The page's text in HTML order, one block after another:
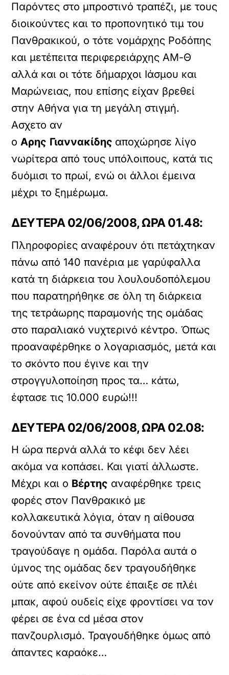
Παρόντες στο μπροστινό τραπέζι, με τους
διοικούντες και το προπονητικό τιμ του
Πανθρακικού, ο τότε νομάρχης Ροδόπης
και μετέπειτα περιφερειάρχης ΑΜ-Θ
αλλά και οι τότε δήμαρχοι Ιάσμου και
Μαρώνειας, που επίσης είχαν βρεθεί
στην Αθήνα για τη μεγάλη στιγμή.
Ασχετο αν
οΑρης Γιαννακίδης αποχώρησε λίγο
νωρίτερα από τους υπόλοιπους, κατά τις
δυόμισι το πρωί, ενώ οι άλλοι έμεινα
μέχρι το ξημέρωμα.
ΔΕΥΤΕΡΑ 02/06/2008, ΩΡΑ 01.48:
Πληροφορίες αναφέρουν ότι πετάχτηκαν
πάνω από 140 πανέρια με γαρύφαλλα
κατά τη διάρκεια του λουλουδοπόλεμου
που παρατηρήθηκε σε όλη τη διάρκεια
της τετράωρης παραμονής της ομάδας
στο παραλιακό νυχτερινό κέντρο. Όπως
προαναφέρθηκε ο λογαριασμός, μετά και
το σκόντο που έγινε και την
στρογγυλοποίηση προς τα… κάτω,
έφτασε τις 10.000 ευρώ!!!
ΔΕΥΤΕΡΑ 02/06/2008, ΩΡΑ 02.08:
Η ώρα περνά αλλά το κέφι δεν λέει
ακόμα να κοπάσει. Και γιατί άλλωστε.
Μέχρι και ο Βέρτης αναφέρθηκε τρεις
φορές στον Πανθρακικό με
κολλακευτικά λόγια, όταν η αίθουσα
δονούνταν από τα συνθήματα που
τραγούδαγε η ομάδα. Παρόλα αυτά ο
ύμνος της ομάδας δεν τραγουδήθηκε
ούτε από εκείνον ούτε έπαιξε σε πλέι
μπακ, αφού ουδείς είχε φροντίσει να τον
φέρει σε ένα cd μέσα στον
πανζουρλισμό. Τραγουδήθηκε όμως από
άπαντες καραόκε…